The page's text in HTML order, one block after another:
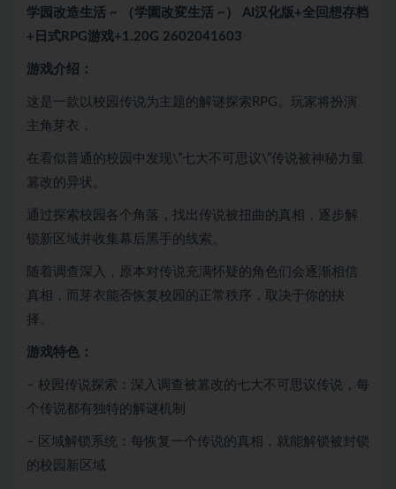
学园改造生活 ~ （学園改変生活 ~） AI汉化版+全回想存档
+日式RPG游戏+1.20G 2602041603
游戏介绍：
这是一款以校园传说为主题的解谜探索RPG。玩家将扮演
主角芽衣，
在看似普通的校园中发现\”七大不可思议\”传说被神秘力量
篡改的异状。
通过探索校园各个角落，找出传说被扭曲的真相，逐步解
锁新区域并收集幕后黑手的线索。
随着调查深入，原本对传说充满怀疑的角色们会逐渐相信
真相，而芽衣能否恢复校园的正常秩序，取决于你的抉
择。
游戏特色：
– 校园传说探索：深入调查被篡改的七大不可思议传说，每
个传说都有独特的解谜机制
– 区域解锁系统：每恢复一个传说的真相，就能解锁被封锁
的校园新区域